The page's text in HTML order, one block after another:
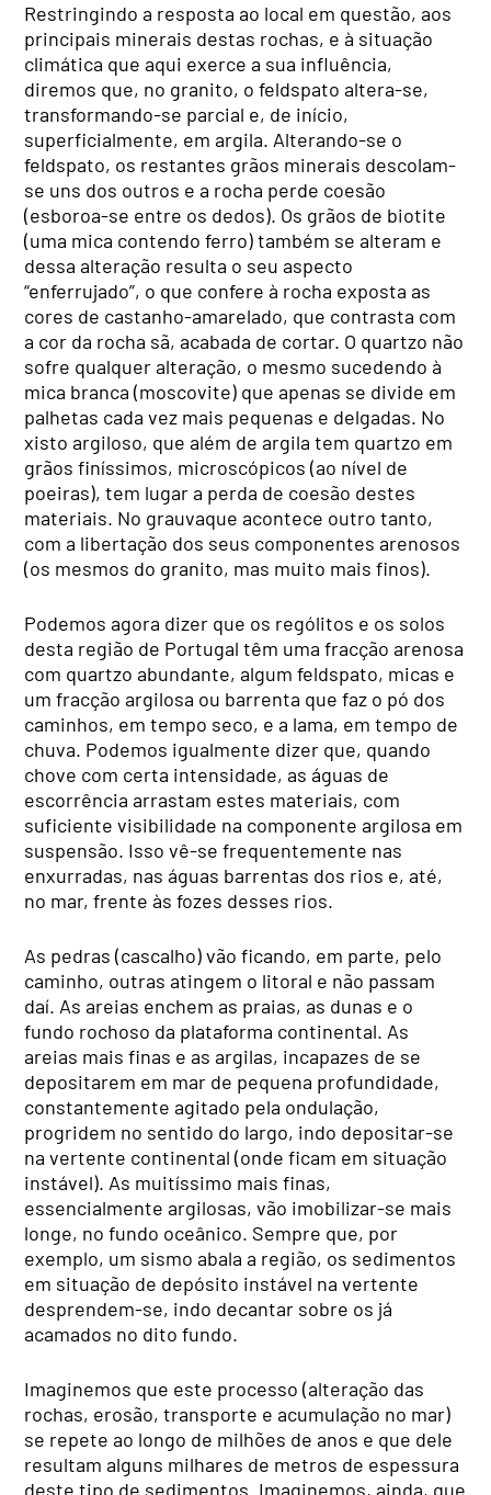
Restringindo a resposta ao local em questão, aos
principais minerais destas rochas, e à situação
climática que aqui exerce a sua influência,
diremos que, no granito, o feldspato altera-se,
transformando-se parcial e, de início,
superficialmente, em argila. Alterando-se o
feldspato, os restantes grãos minerais descolam-
se uns dos outros e a rocha perde coesão
(esboroa-se entre os dedos). Os grãos de biotite
(uma mica contendo ferro) também se alteram e
dessa alteração resulta o seu aspecto
“enferrujado”, o que confere à rocha exposta as
cores de castanho-amarelado, que contrasta com
a cor da rocha sã, acabada de cortar. O quartzo não
sofre qualquer alteração, o mesmo sucedendo à
mica branca (moscovite) que apenas se divide em
palhetas cada vez mais pequenas e delgadas. No
xisto argiloso, que além de argila tem quartzo em
grãos finíssimos, microscópicos (ao nível de
poeiras), tem lugar a perda de coesão destes
materiais. No grauvaque acontece outro tanto,
com a libertação dos seus componentes arenosos
(os mesmos do granito, mas muito mais finos).
Podemos agora dizer que os rególitos e os solos
desta região de Portugal têm uma fracção arenosa
com quartzo abundante, algum feldspato, micas e
um fracção argilosa ou barrenta que faz o pó dos
caminhos, em tempo seco, e a lama, em tempo de
chuva. Podemos igualmente dizer que, quando
chove com certa intensidade, as águas de
escorrência arrastam estes materiais, com
suficiente visibilidade na componente argilosa em
suspensão. Isso vê-se frequentemente nas
enxurradas, nas águas barrentas dos rios e, até,
no mar, frente às fozes desses rios.
As pedras (cascalho) vão ficando, em parte, pelo
caminho, outras atingem o litoral e não passam
daí. As areias enchem as praias, as dunas e o
fundo rochoso da plataforma continental. As
areias mais finas e as argilas, incapazes de se
depositarem em mar de pequena profundidade,
constantemente agitado pela ondulação,
progridem no sentido do largo, indo depositar-se
na vertente continental (onde ficam em situação
instável). As muitíssimo mais finas,
essencialmente argilosas, vão imobilizar-se mais
longe, no fundo oceânico. Sempre que, por
exemplo, um sismo abala a região, os sedimentos
em situação de depósito instável na vertente
desprendem-se, indo decantar sobre os já
acamados no dito fundo.
Imaginemos que este processo (alteração das
rochas, erosão, transporte e acumulação no mar)
se repete ao longo de milhões de anos e que dele
resultam alguns milhares de metros de espessura
deste tipo de sedimentos. Imaginemos, ainda, que